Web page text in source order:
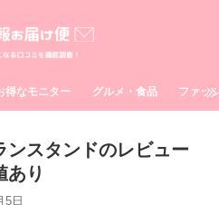
得なモニター グルメ・食品 ファッ
ンスタンドのレビュー
あり
5日